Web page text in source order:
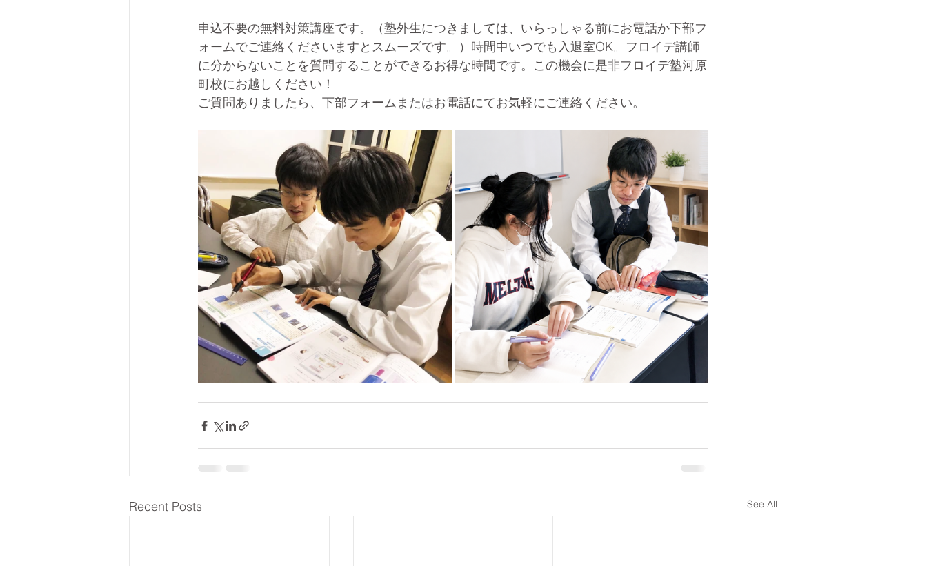
申込不要の無料対策講座です。（塾外生につきましては、いらっしゃる前にお電話か下部フ
ォームでご連絡くださいますとスムーズです。）時間中いつでも入退室OK。フロイデ講師
に分からないことを質問することができるお得な時間です。この機会に是非フロイデ塾河原
町校にお越しください！
ご質問ありましたら、下部フォームまたはお電話にてお気軽にご連絡ください。
Recent Posts See All